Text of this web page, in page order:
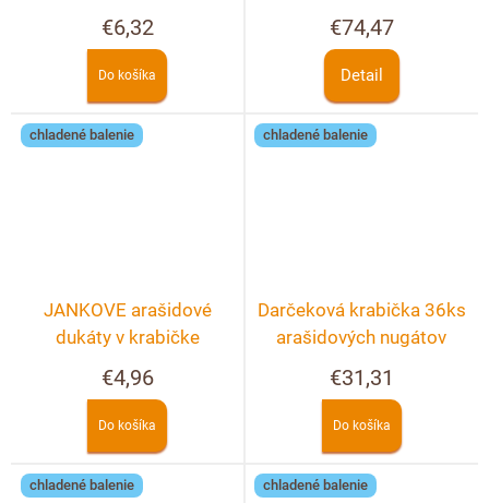
€6,32
Do košíka
hľuzovkami 40 ks
€74,47
Detail
chladené balenie
JANKOVE arašidové
dukáty v krabičke
€4,96
Do košíka
chladené balenie
Darčeková krabička 36ks
arašidových nugátov
€31,31
Do košíka
chladené balenie chladené balenie